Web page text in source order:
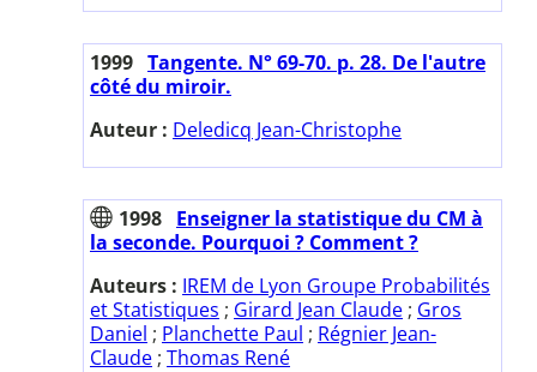
1999 Tangente. N° 69-70. p. 28. De l'autre
côté du miroir.
Auteur : Deledicq Jean-Christophe
1998 Enseigner la statistique du CM à
la seconde. Pourquoi ? Comment ?
Auteurs : IREM de Lyon Groupe Probabilités
et Statistiques ; Girard Jean Claude ; Gros
Daniel ; Planchette Paul ; Régnier Jean-
Claude ; Thomas René